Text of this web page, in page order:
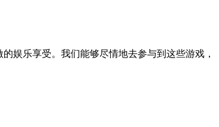
娱乐享受。我们能够尽情地去参与到这些游戏，